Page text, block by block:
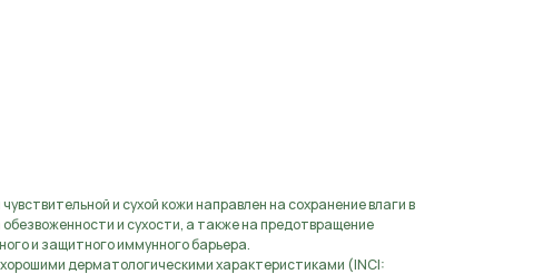
и сухой кожи направлен на сохранение влаги в
и сухости, а также на предотвращение
и защитного иммунного барьера.
дерматологическими характеристиками (INCI: